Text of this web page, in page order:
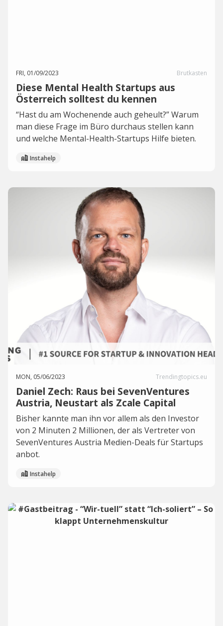
FRI, 01/09/2023 Brutkasten
Diese Mental Health Startups aus
Österreich solltest du kennen
“Hast du am Wochenende auch geheult?” Warum
man diese Frage im Büro durchaus stellen kann
und welche Mental-Health-Startups Hilfe bieten.
Instahelp
MON, 05/06/2023 Trendingtopics.eu
Daniel Zech: Raus bei SevenVentures
Austria, Neustart als Zcale Capital
Bisher kannte man ihn vor allem als den Investor
von 2 Minuten 2 Millionen, der als Vertreter von
SevenVentures Austria Medien-Deals für Startups
anbot.
Instahelp